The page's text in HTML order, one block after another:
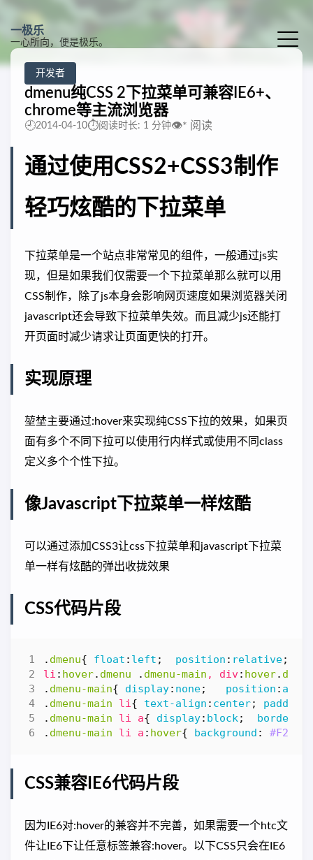
一极乐
一心所向，便是极乐。
开发者
dmenu纯CSS 2下拉菜单可兼容IE6+、
chrome等主流浏览器
🕘2014-04-10⏱️阅读时长: 1 分钟👁️* 阅读
通过使用CSS2+CSS3制作
轻巧炫酷的下拉菜单
下拉菜单是一个站点非常常见的组件，一般通过js实
现，但是如果我们仅需要一个下拉菜单那么就可以用
CSS制作，除了js本身会影响网页速度如果浏览器关闭
javascript还会导致下拉菜单失效。而且减少js还能打
开页面时减少请求让页面更快的打开。
实现原理
堃埜主要通过:hover来实现纯CSS下拉的效果，如果页
面有多个不同下拉可以使用行内样式或使用不同class
定义多个个性下拉。
像Javascript下拉菜单一样炫酷
可以通过添加CSS3让css下拉菜单和javascript下拉菜
单一样有炫酷的弹出收拢效果
CSS代码片段
. dmenu{ float : left ; position : relative;
li : hover. dmenu . dmenu-main , div: hover.
. dmenu-main{ display: none; position :
. dmenu-main li{ text-align : center; padding
. dmenu-main li a{ display: block;
border-
. dmenu-main li a : hover{ background :
CSS兼容IE6代码片段
因为IE6对:hover的兼容并不完善，如果需要一个htc文
件让IE6下让任意标签兼容:hover。以下CSS只会在IE6